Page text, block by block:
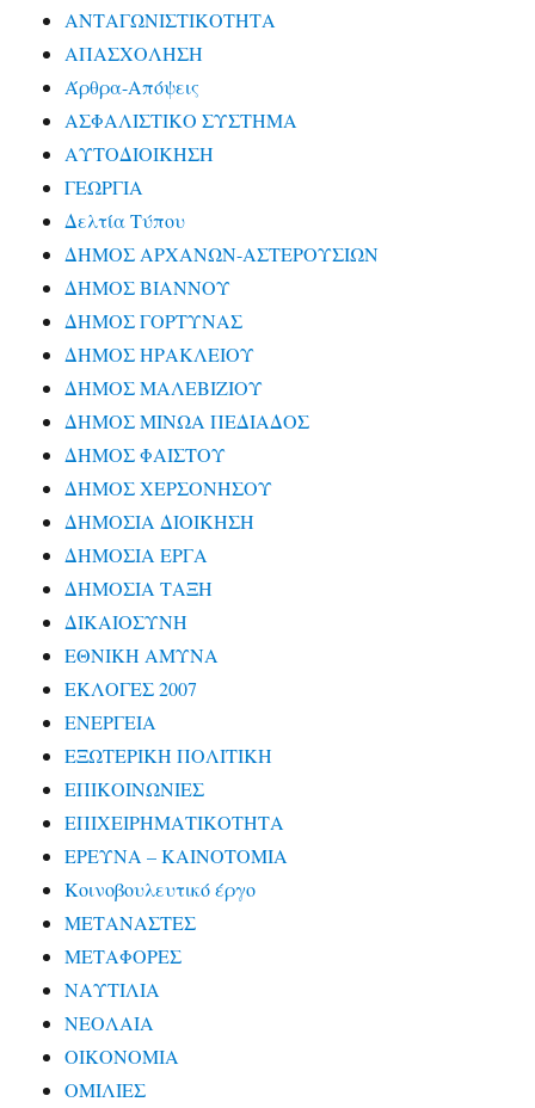
ΑΝΤΑΓΩΝΙΣΤΙΚΟΤΗΤΑ
ΑΠΑΣΧΟΛΗΣΗ
Άρθρα-Απόψεις
ΑΣΦΑΛΙΣΤΙΚΟ ΣΥΣΤΗΜΑ
ΑΥΤΟΔΙΟΙΚΗΣΗ
ΓΕΩΡΓΙΑ
Δελτία Τύπου
ΔΗΜΟΣ ΑΡΧΑΝΩΝ-ΑΣΤΕΡΟΥΣΙΩΝ
ΔΗΜΟΣ ΒΙΑΝΝΟΥ
ΔΗΜΟΣ ΓΟΡΤΥΝΑΣ
ΔΗΜΟΣ ΗΡΑΚΛΕΙΟΥ
ΔΗΜΟΣ ΜΑΛΕΒΙΖΙΟΥ
ΔΗΜΟΣ ΜΙΝΩΑ ΠΕΔΙΑΔΟΣ
ΔΗΜΟΣ ΦΑΙΣΤΟΥ
ΔΗΜΟΣ ΧΕΡΣΟΝΗΣΟΥ
ΔΗΜΟΣΙΑ ΔΙΟΙΚΗΣΗ
ΔΗΜΟΣΙΑ ΕΡΓΑ
ΔΗΜΟΣΙΑ ΤΑΞΗ
ΔΙΚΑΙΟΣΥΝΗ
ΕΘΝΙΚΗ ΑΜΥΝΑ
ΕΚΛΟΓΕΣ 2007
ΕΝΕΡΓΕΙΑ
ΕΞΩΤΕΡΙΚΗ ΠΟΛΙΤΙΚΗ
ΕΠΙΚΟΙΝΩΝΙΕΣ
ΕΠΙΧΕΙΡΗΜΑΤΙΚΟΤΗΤΑ
ΕΡΕΥΝΑ – ΚΑΙΝΟΤΟΜΙΑ
Κοινοβουλευτικό έργο
ΜΕΤΑΝΑΣΤΕΣ
ΜΕΤΑΦΟΡΕΣ
ΝΑΥΤΙΛΙΑ
ΝΕΟΛΑΙΑ
ΟΙΚΟΝΟΜΙΑ
ΟΜΙΛΙΕΣ